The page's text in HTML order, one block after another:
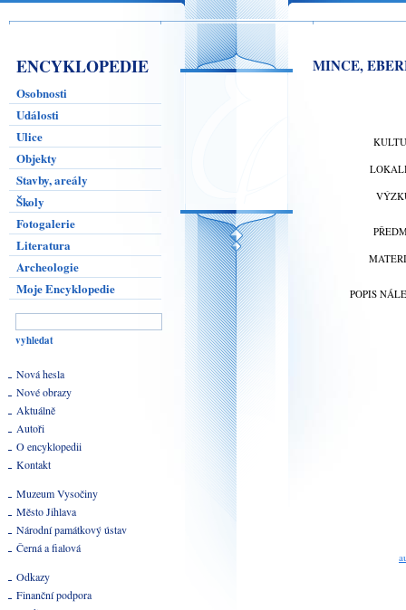
ENCYKLOPEDIE
Osobnosti
Události
Ulice
Objekty
Stavby, areály
Školy
Fotogalerie
Literatura
Archeologie
Moje Encyklopedie
Nová hesla
Nové obrazy
Aktuálně
Autoři
O encyklopedii
Kontakt
Muzeum Vysočiny
Město Jihlava
Národní památkový ústav
Černá a fialová
Odkazy
Finanční podpora
MINCE,
POPIS